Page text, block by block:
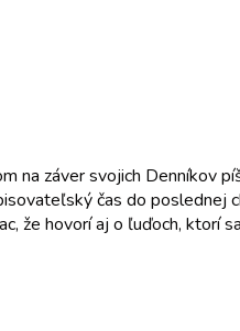
záver svojich Denníkov
čas do poslednej
že hovorí aj o ľuďoch, ktorí